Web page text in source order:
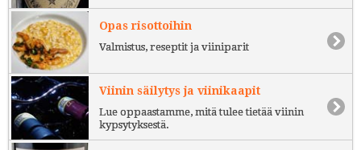
Opas risottoihin
Valmistus, reseptit ja viiniparit
Viinin säilytys ja viinikaapit
Lue oppaastamme, mitä tulee tietää viinin
kypsytyksestä.